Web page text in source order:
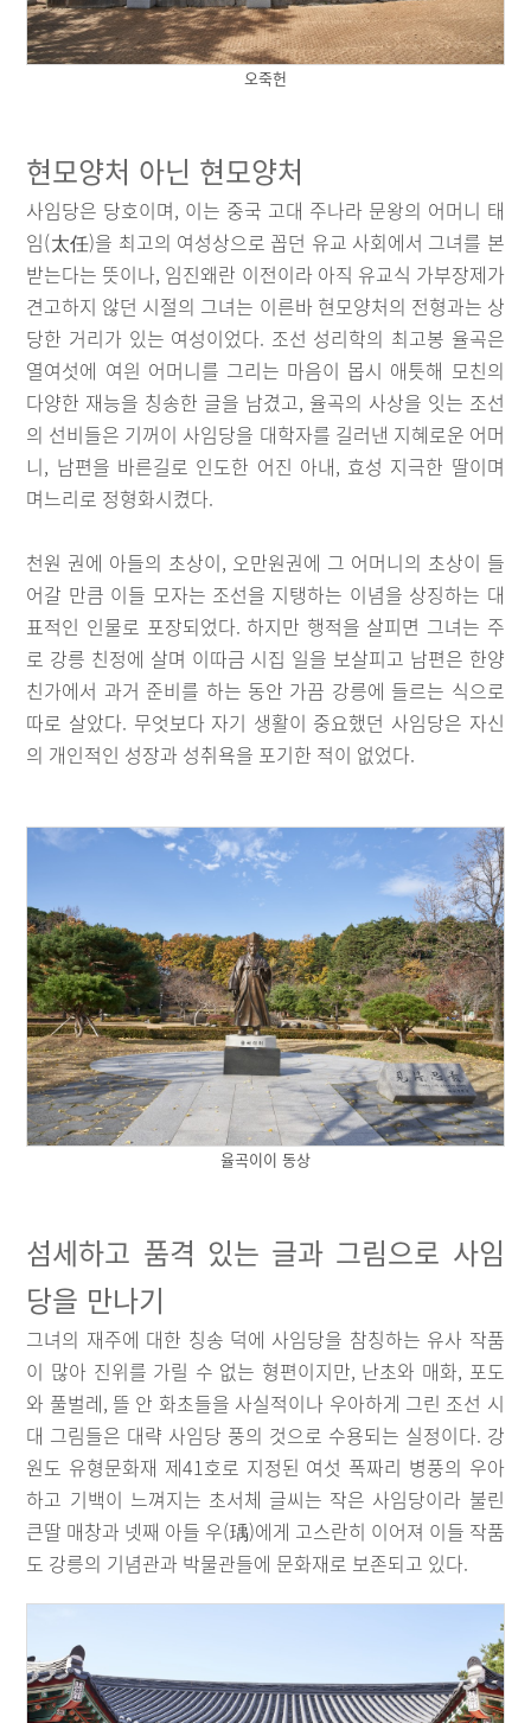
오죽헌
현모양처 아닌 현모양처
사임당은 당호이며, 이는 중국 고대 주나라 문왕의 어머니 태
임(太任)을 최고의 여성상으로 꼽던 유교 사회에서 그녀를 본
받는다는 뜻이나, 임진왜란 이전이라 아직 유교식 가부장제가
견고하지 않던 시절의 그녀는 이른바 현모양처의 전형과는 상
당한 거리가 있는 여성이었다. 조선 성리학의 최고봉 율곡은
열여섯에 여읜 어머니를 그리는 마음이 몹시 애틋해 모친의
다양한 재능을 칭송한 글을 남겼고, 율곡의 사상을 잇는 조선
의 선비들은 기꺼이 사임당을 대학자를 길러낸 지혜로운 어머
니, 남편을 바른길로 인도한 어진 아내, 효성 지극한 딸이며
며느리로 정형화시켰다.
천원 권에 아들의 초상이, 오만원권에 그 어머니의 초상이 들
어갈 만큼 이들 모자는 조선을 지탱하는 이념을 상징하는 대
표적인 인물로 포장되었다. 하지만 행적을 살피면 그녀는 주
로 강릉 친정에 살며 이따금 시집 일을 보살피고 남편은 한양
친가에서 과거 준비를 하는 동안 가끔 강릉에 들르는 식으로
따로 살았다. 무엇보다 자기 생활이 중요했던 사임당은 자신
의 개인적인 성장과 성취욕을 포기한 적이 없었다.
율곡이이 동상
섬세하고 품격 있는 글과 그림으로 사임
당을 만나기
그녀의 재주에 대한 칭송 덕에 사임당을 참칭하는 유사 작품
이 많아 진위를 가릴 수 없는 형편이지만, 난초와 매화, 포도
와 풀벌레, 뜰 안 화초들을 사실적이나 우아하게 그린 조선 시
대 그림들은 대략 사임당 풍의 것으로 수용되는 실정이다. 강
원도 유형문화재 제41호로 지정된 여섯 폭짜리 병풍의 우아
하고 기백이 느껴지는 초서체 글씨는 작은 사임당이라 불린
큰딸 매창과 넷째 아들 우(瑀)에게 고스란히 이어져 이들 작품
도 강릉의 기념관과 박물관들에 문화재로 보존되고 있다.